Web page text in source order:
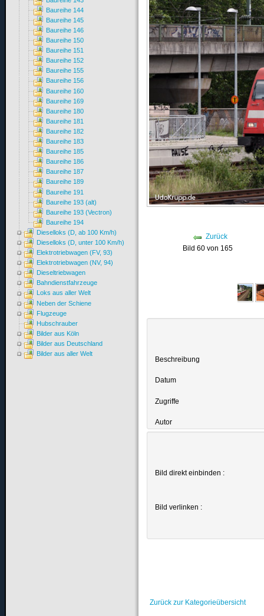
Zurück
Bild 60 von 165
Beschreibung
Datum
Zugriffe
Autor
Bild direkt einbinden :
Bild verlinken :
Zurück zur Kategorieübersicht
Baureihe 144
Baureihe 145
Baureihe 146
Baureihe 150
Baureihe 151
Baureihe 152
Baureihe 155
Baureihe 156
Baureihe 160
Baureihe 169
Baureihe 180
Baureihe 181
Baureihe 182
Baureihe 183
Baureihe 185
Baureihe 186
Baureihe 187
Baureihe 189
Baureihe 191
Baureihe 193 (alt)
Baureihe 193 (Vectron)
Baureihe 194
Dieselloks (D, ab 100 Km/h)
Dieselloks (D, unter 100 Km/h)
Elektrotriebwagen (FV, 93)
Elektrotriebwagen (NV, 94)
Dieseltriebwagen
Bahndienstfahrzeuge
Loks aus aller Welt
Neben der Schiene
Flugzeuge
Hubschrauber
Bilder aus Köln
Bilder aus Deutschland
Bilder aus aller Welt